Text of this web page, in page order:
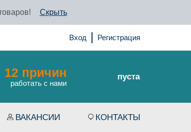
Скрыть
Вход Регистрация
12 причин
работать с нами
пуста
ВАКАНСИИ КОНТАКТЫ